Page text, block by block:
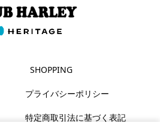
SHOPPING
プライバシーポリシー
特定商取引法に基づく表記